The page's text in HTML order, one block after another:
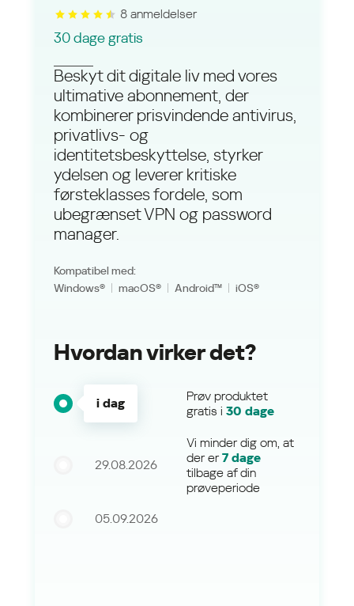
8 anmeldelser
30 dage gratis
Beskyt dit digitale liv med vores
ultimative abonnement, der
kombinerer prisvindende antivirus,
privatlivs- og
identitetsbeskyttelse, styrker
ydelsen og leverer kritiske
førsteklasses fordele, som
ubegrænset VPN og password
manager.
Kompatibel med:
Windows®
macOS® Android™ iOS®
Hvordan virker det?
i dag
Prøv produktet
gratis i 30 dage
29.08.2026
Vi minder dig om, at
der er7 dage
tilbage af din
prøveperiode
05.09.2026